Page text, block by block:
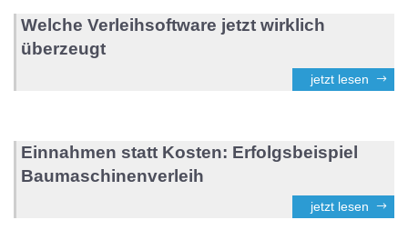
Welche Verleihsoftware jetzt wirklich
überzeugt
jetzt lesen
Einnahmen statt Kosten: Erfolgsbeispiel
Baumaschinenverleih
jetzt lesen